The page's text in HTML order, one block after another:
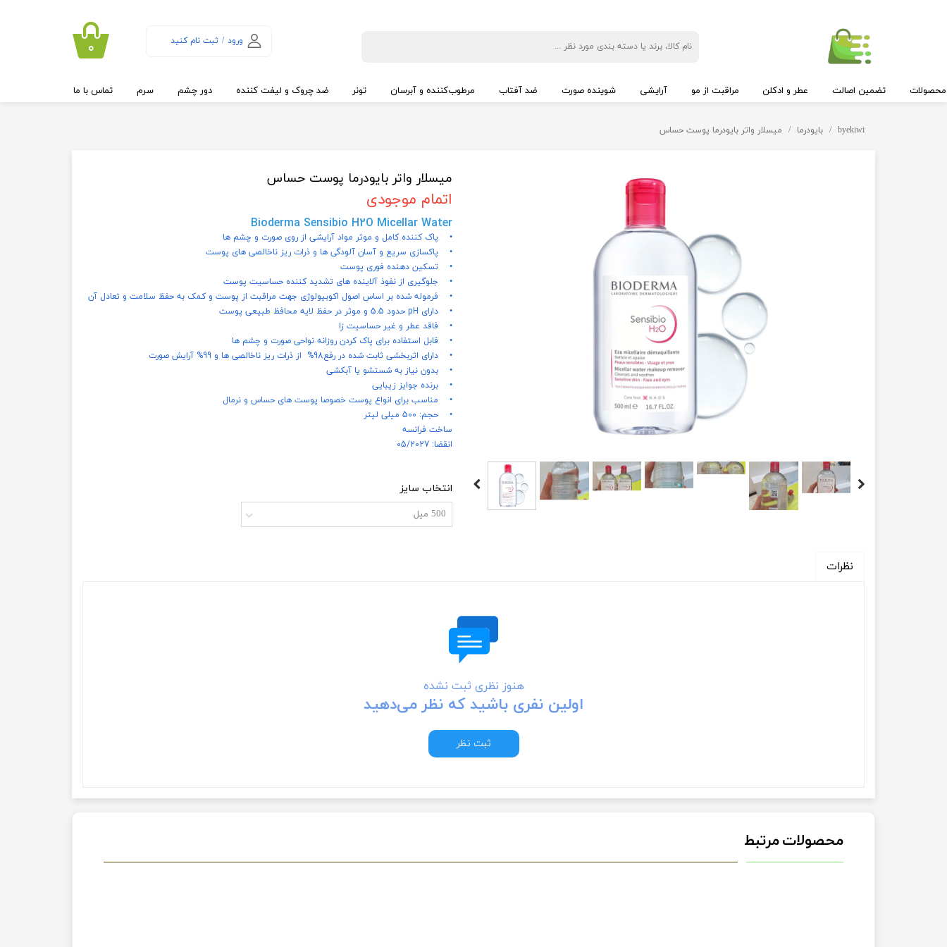
ورود / ثبت نام کنید
تغییر گذر واژه
۰
تضمین اصالت عطر و ادکلن مراقبت از مو آرایشی شوینده صورت ضد آفتاب مرطوب‌کننده و آبرسان تونر ضد چروک و لیفت کننده دور چشم سرم تماس با ما
byekiwi بایودرما میسلار واتر بایودرما پوست حساس
میسلار واتر بایودرما پوست حساس
اتمام موجودی
Bioderma Sensibio H2O Micellar Water
• پاک کننده کامل و موثر مواد آرایشی از روی صورت و چشم ها
• پاکسازی سریع و آسان آلودگی ها و ذرات ریز ناخالصی های پوست
• تسکین دهنده فوری پوست
• جلوگیری از نفوذ آلاینده های تشدید کننده حساسیت پوست
• فرموله شده بر اساس اصول اکوبیولوژی جهت مراقبت از پوست و کمک به حفظ سلامت و تعادل آن
• دارای pH حدود 5.5 و موثر در حفظ لایه محافظ طبیعی پوست
• فاقد عطر و غیر حساسیت زا
• قابل استفاده برای پاک کردن روزانه نواحی صورت و چشم ها
• دارای اثربخشی ثابت شده در رفع98% از ذرات ریز ناخالصی ها و 99% آرایش صورت
• بدون نیاز به شستشو یا آبکشی
• برنده جوایز زیبایی
• مناسب برای انواع پوست خصوصا پوست های حساس و نرمال
• حجم: 500 میلی لیتر
ساخت فرانسه
انقضا: 05/2027
انتخاب سایز
500 میل
نظرات
هنوز نظری ثبت نشده
اولین نفری باشید که نظر می‌دهید
ثبت نظر
محصولات مرتبط